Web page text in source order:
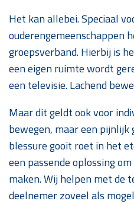
Het kan allebei. Speciaal
ouderengemeenschappen
groepsverband. Hierbij is
een eigen ruimte wordt
een televisie. Lachend
Maar dit geldt ook voor
bewegen, maar een
blessure gooit roet in het
een passende oplossing
maken. Wij helpen met de
deelnemer zoveel als